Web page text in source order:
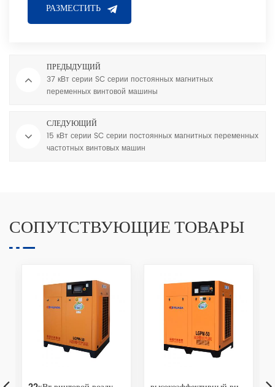
ПРЕДЫДУЩИЙ
37 кВт серии SC серии постоянных магнитных
переменных винтовой машины
СЛЕДУЮЩИЙ
15 кВт серии SC серии постоянных магнитных переменных
частотных винтовых машин
СОПУТСТВУЮЩИЕ ТОВАРЫ